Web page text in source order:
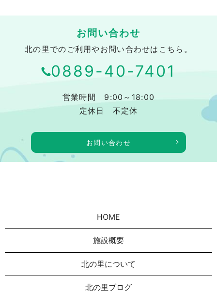
お問い合わせ
北の里でのご利用やお問い合わせはこちら。
0889-40-7401
営業時間 9:00～18:00
定休日 不定休
お問い合わせ
HOME
施設概要
北の里について
北の里ブログ